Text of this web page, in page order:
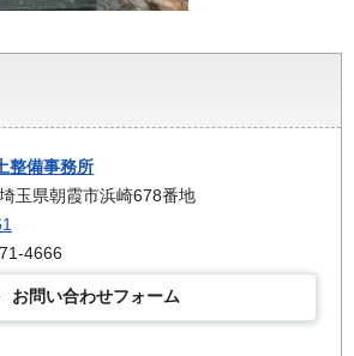
整備事務所
玉県朝霞市浜崎678番地
4666
お問い合わせフォーム